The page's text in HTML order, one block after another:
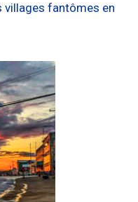
villages fantômes en